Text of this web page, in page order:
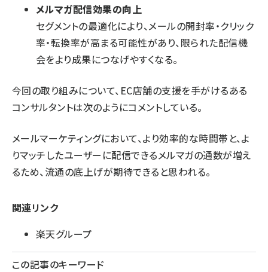
メルマガ配信効果の向上
セグメントの最適化により、メールの開封率・クリック
率・転換率が高まる可能性があり、限られた配信機
会をより成果につなげやすくなる。
今回の取り組みについて、EC店舗の支援を手がけるある
コンサルタントは次のようにコメントしている。
メールマーケティングにおいて、より効率的な時間帯と、よ
りマッチしたユーザーに配信できるメルマガの通数が増え
るため、流通の底上げが期待できると思われる。
関連リンク
楽天グループ
この記事のキーワード